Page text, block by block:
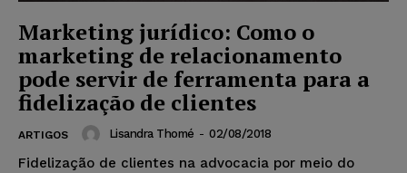
Marketing jurídico: Como o
marketing de relacionamento
pode servir de ferramenta para a
fidelização de clientes
ARTIGOS Lisandra Thomé - 02/08/2018
Fidelização de clientes na advocacia por meio do